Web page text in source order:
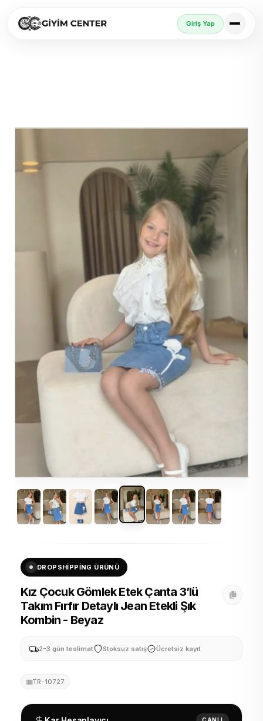
Giriş Yap
DROPSHIPPING ÜRÜNÜ
Kız Çocuk Gömlek Etek Çanta 3’lü
Takım Fırfır Detaylı Jean Etekli Şık
Kombin - Beyaz
2-3 gün teslimat Stoksuz satış Ücretsiz kayıt
TR-10727